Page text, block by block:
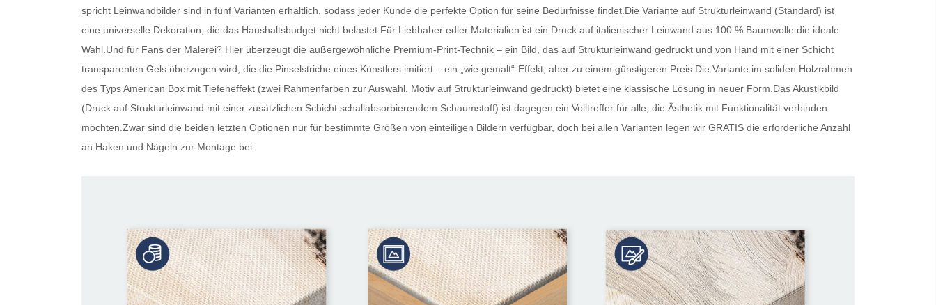
spricht Leinwandbilder sind in fünf Varianten erhältlich, sodass jeder Kunde die perfekte Option für seine Bedürfnisse findet.Die Variante auf Strukturleinwand (Standard) ist
eine universelle Dekoration, die das Haushaltsbudget nicht belastet.Für Liebhaber edler Materialien ist ein Druck auf italienischer Leinwand aus 100 % Baumwolle die ideale
Wahl.Und für Fans der Malerei? Hier überzeugt die außergewöhnliche Premium-Print-Technik – ein Bild, das auf Strukturleinwand gedruckt und von Hand mit einer Schicht
transparenten Gels überzogen wird, die die Pinselstriche eines Künstlers imitiert – ein „wie gemalt“-Effekt, aber zu einem günstigeren Preis.Die Variante im soliden Holzrahmen
des Typs American Box mit Tiefeneffekt (zwei Rahmenfarben zur Auswahl, Motiv auf Strukturleinwand gedruckt) bietet eine klassische Lösung in neuer Form.Das Akustikbild
(Druck auf Strukturleinwand mit einer zusätzlichen Schicht schallabsorbierendem Schaumstoff) ist dagegen ein Volltreffer für alle, die Ästhetik mit Funktionalität verbinden
möchten.Zwar sind die beiden letzten Optionen nur für bestimmte Größen von einteiligen Bildern verfügbar, doch bei allen Varianten legen wir GRATIS die erforderliche Anzahl
an Haken und Nägeln zur Montage bei.